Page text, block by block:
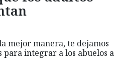
mejor manera, te dejamos
para integrar a los abuelos a